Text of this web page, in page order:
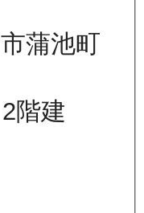
蒲池町
階建